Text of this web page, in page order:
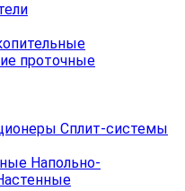
проточные
Сплит-системы
Напольно-